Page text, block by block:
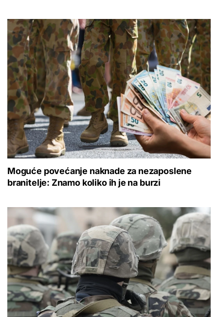
Moguće povećanje naknade za nezaposlene
branitelje: Znamo koliko ih je na burzi